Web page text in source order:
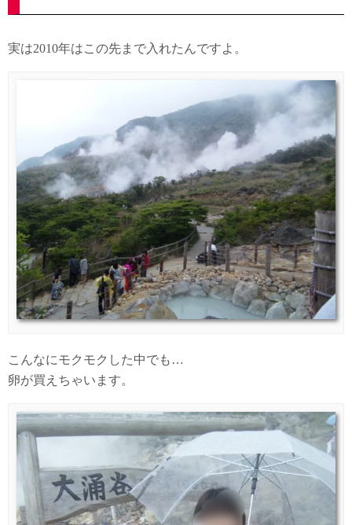
実は2010年はこの先まで入れたんですよ。
こんなにモクモクした中でも…
卵が買えちゃいます。